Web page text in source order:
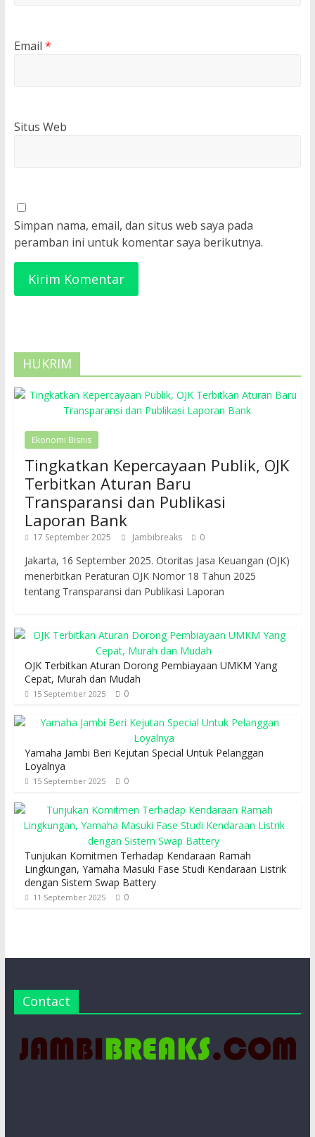
Email *
Situs Web
Simpan nama, email, dan situs web saya pada
peramban ini untuk komentar saya berikutnya.
HUKRIM
Ekonomi Bisnis
Tingkatkan Kepercayaan Publik, OJK
Terbitkan Aturan Baru
Transparansi dan Publikasi
Laporan Bank
17 September 2025 Jambibreaks 0
Jakarta, 16 September 2025. Otoritas Jasa Keuangan (OJK)
menerbitkan Peraturan OJK Nomor 18 Tahun 2025
tentang Transparansi dan Publikasi Laporan
OJK Terbitkan Aturan Dorong Pembiayaan UMKM Yang
Cepat, Murah dan Mudah
15 September 2025 0
Yamaha Jambi Beri Kejutan Special Untuk Pelanggan
Loyalnya
15 September 2025 0
Tunjukan Komitmen Terhadap Kendaraan Ramah
Lingkungan, Yamaha Masuki Fase Studi Kendaraan Listrik
dengan Sistem Swap Battery
11 September 2025 0
Contact